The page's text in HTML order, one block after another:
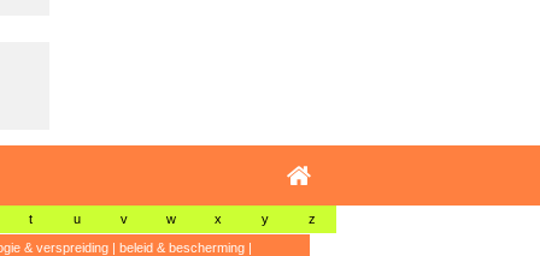
t u v w x y z
& verspreiding| beleid & bescherming|